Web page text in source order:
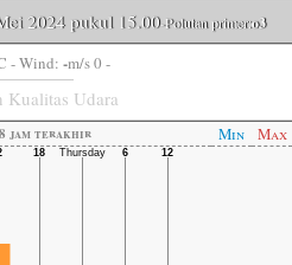
2024 pukul 15.00-Polutan primer:o3
- Wind: -m/s 0 -
Kualitas Udara
jam terakhir Min Max